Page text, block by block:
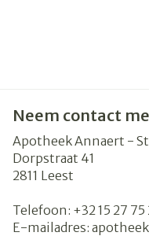
Neem contact
Apotheek Annaert -
Dorpstraat 41
2811 Leest
Telefoon: +32 15 27 75
E-mailadres: